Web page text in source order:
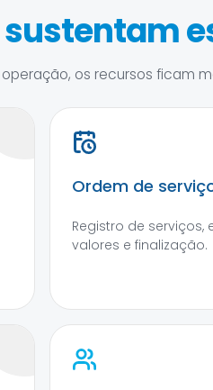
sustentam
os recursos ficam
Ordem de
Registro de serviços,
valores e finalização.